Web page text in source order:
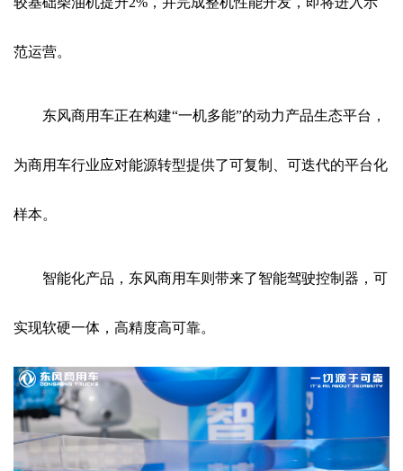
范运营。
东风商用车正在构建“一机多能”的动力产品生态平台，
为商用车行业应对能源转型提供了可复制、可迭代的平台化
样本。
智能化产品，东风商用车则带来了智能驾驶控制器，可
实现软硬一体，高精度高可靠。